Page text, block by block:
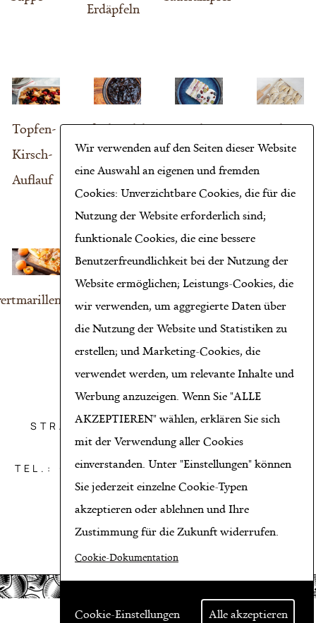
Erdäpfeln
Topfen-
Kirsch-
Auflauf
Topfenknödel
mit
Zwetschkenröster
Trauben-
Joghurt-
Kuchen
Trauben-
Nuss-
Tascherln
WeingeleeZwetschkenmarmelade
OBST AICHINGER GMBH
STRATZDORFER STRASSE 21, 3494
THEISS BEI KREMS
TEL.: +43 2735/8650*HANDY: +43 664
39 13 999*E-MAIL:
ERNST@AICHINGER.CO.AT
Wir verwenden auf den Seiten dieser Website
eine Auswahl an eigenen und fremden
Cookies: Unverzichtbare Cookies, die für die
Nutzung der Website erforderlich sind;
funktionale Cookies, die eine bessere
Benutzerfreundlichkeit bei der Nutzung der
Website ermöglichen; Leistungs-Cookies, die
wir verwenden, um aggregierte Daten über
die Nutzung der Website und Statistiken zu
erstellen; und Marketing-Cookies, die
verwendet werden, um relevante Inhalte und
Werbung anzuzeigen. Wenn Sie "ALLE
AKZEPTIEREN" wählen, erklären Sie sich
mit der Verwendung aller Cookies
einverstanden. Unter "Einstellungen" können
Sie jederzeit einzelne Cookie-Typen
akzeptieren oder ablehnen und Ihre
Zustimmung für die Zukunft widerrufen.
Cookie-Dokumentation
Cookie-Einstellungen Alle akzeptieren